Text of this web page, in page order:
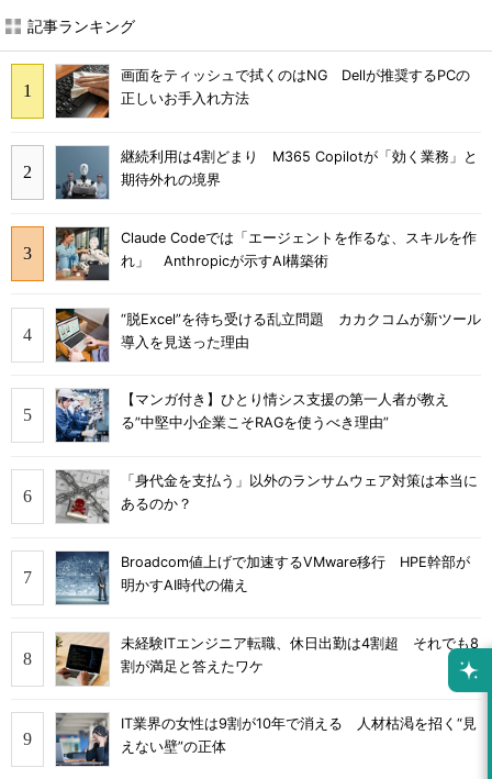
記事ランキング
画面をティッシュで拭くのはNG Dellが推奨するPCの
正しいお手入れ方法
継続利用は4割どまり M365 Copilotが「効く業務」と
期待外れの境界
Claude Codeでは「エージェントを作るな、スキルを作
れ」 Anthropicが示すAI構築術
“脱Excel”を待ち受ける乱立問題 カカクコムが新ツール
導入を見送った理由
【マンガ付き】ひとり情シス支援の第一人者が教え
る”中堅中小企業こそRAGを使うべき理由”
「身代金を支払う」以外のランサムウェア対策は本当に
あるのか？
Broadcom値上げで加速するVMware移行 HPE幹部が
明かすAI時代の備え
未経験ITエンジニア転職、休日出勤は4割超 それでも8
割が満足と答えたワケ
IT業界の女性は9割が10年で消える 人材枯渇を招く“見
えない壁”の正体